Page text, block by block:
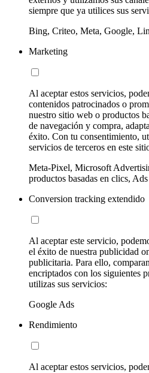
siempre que ya utilices sus
Bing, Criteo, Meta, Google,
Marketing
Al aceptar estos servicios,
contenidos patrocinados o
nuestro sitio web o productos
de navegación y compra,
éxito. Con tu consentimiento,
servicios de terceros en este
Meta-Pixel, Microsoft
productos basadas en clics,
Conversion tracking extendido
Al aceptar este servicio,
el éxito de nuestra publicidad
publicitaria. Para ello,
encriptados con los siguientes
utilizas sus servicios:
Google Ads
Rendimiento
Al aceptar estos servicios,